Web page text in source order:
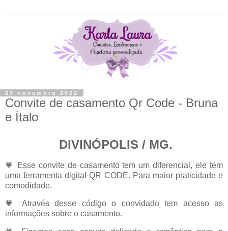
23 novembro 2022
Convite de casamento Qr Code - Bruna
e Ítalo
DIVINÓPOLIS / MG.
💗
Esse convite de casamento tem um diferencial, ele tem
uma ferramenta digital QR CODE. Para maior praticidade e
comodidade.
💗 Através desse código o convidado tem acesso as
informações sobre o casamento.